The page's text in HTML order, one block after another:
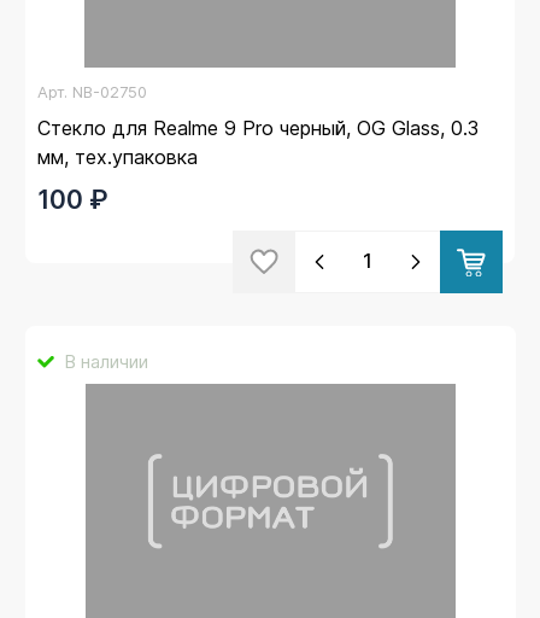
Арт. NB-02750
Стекло для Realme 9 Pro черный, OG Glass, 0.3
мм, тех.упаковка
100 ₽
В наличии